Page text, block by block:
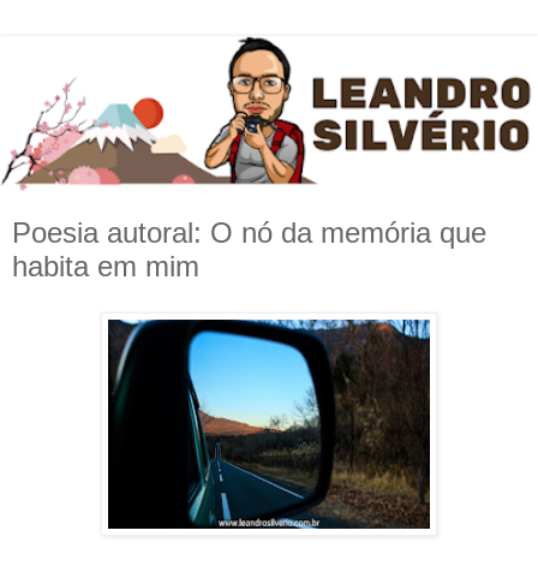
Poesia autoral: O nó da memória que
habita em mim